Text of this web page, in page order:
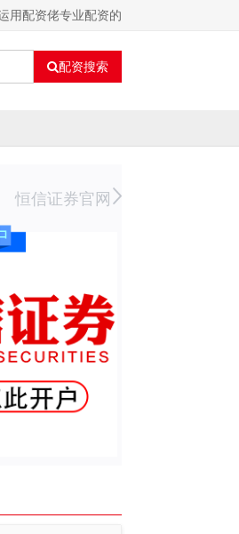
用配资佬专业配资的
配资搜索
恒信证券官网